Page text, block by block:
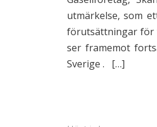
utmärkelse, som
förutsättningar för
ser framemot
Sverige . […]